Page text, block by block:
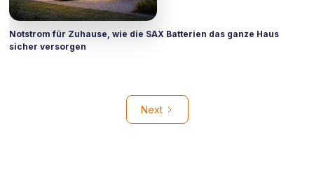
Notstrom für Zuhause, wie die SAX Batterien das ganze Haus
sicher versorgen
Next